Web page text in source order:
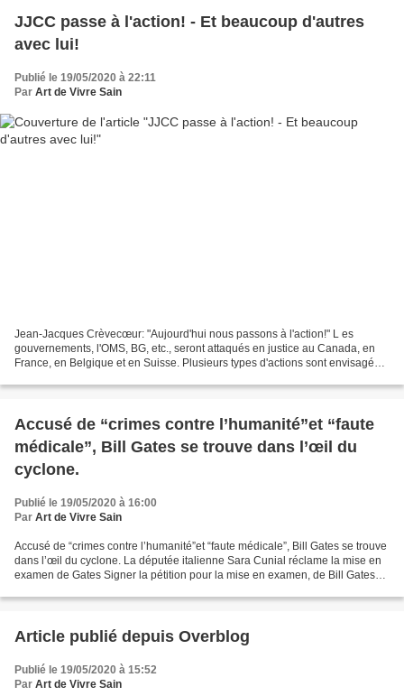
JJCC passe à l'action! - Et beaucoup d'autres
avec lui!
Publié le 19/05/2020 à 22:11
Par Art de Vivre Sain
Jean-Jacques Crèvecœur: "Aujourd'hui nous passons à l'action!" L es
gouvernements, l'OMS, BG, etc., seront attaqués en justice au Canada, en
France, en Belgique et en Suisse. Plusieurs types d'actions sont envisagés.
Accusé de “crimes contre l’humanité”et “faute
médicale”, Bill Gates se trouve dans l’œil du
cyclone.
Publié le 19/05/2020 à 16:00
Par Art de Vivre Sain
Accusé de “crimes contre l’humanité”et “faute médicale”, Bill Gates se trouve
dans l’œil du cyclone. La députée italienne Sara Cunial réclame la mise en
examen de Gates Signer la pétition pour la mise en examen, de Bill Gates
Article publié depuis Overblog
Publié le 19/05/2020 à 15:52
Par Art de Vivre Sain